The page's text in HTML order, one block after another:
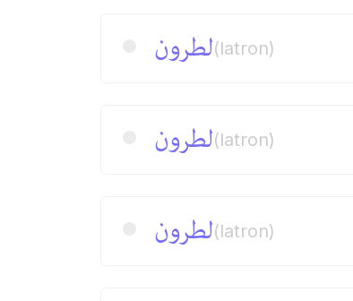
لطرون(latron)
لطرون(latron)
لطرون(latron)